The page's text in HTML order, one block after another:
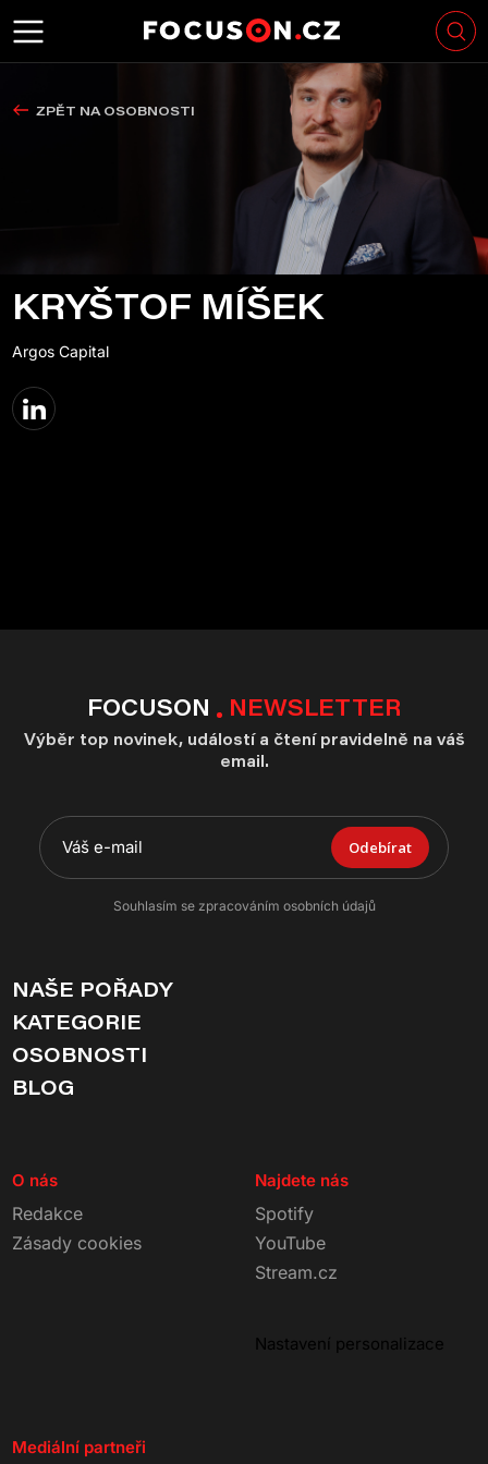
ZPĚT NA OSOBNOSTI
KRYŠTOF MÍŠEK
Argos Capital
FOCUSON NEWSLETTER
Výběr top novinek, událostí a čtení pravidelně na váš
email.
Odebírat
Souhlasím se zpracováním osobních údajů
NAŠE POŘADY
KATEGORIE
OSOBNOSTI
BLOG
O nás
Redakce
Zásady cookies
Najdete nás
Spotify
YouTube
Stream.cz
Nastavení personalizace
Mediální partneři